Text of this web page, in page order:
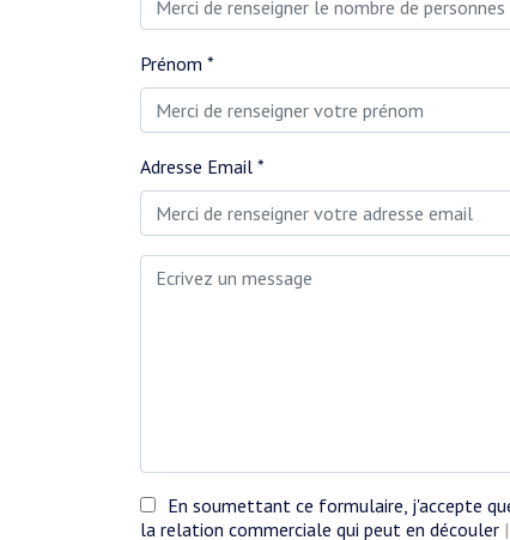
Prénom *
Adresse Email *
En soumettant ce formulaire, j'accepte
la relation commerciale qui peut en découler